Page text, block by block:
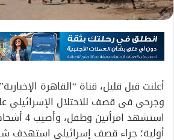
أعلنت قبل قليل، قناة “القاهرة
وجرحي فى قصف للاحتلال الإسرائيلي
استشهد
أولية؛ جراء قصف إسرائيلي استهدف